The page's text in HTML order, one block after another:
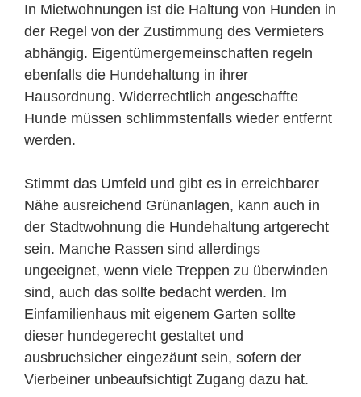
In Mietwohnungen ist die Haltung von Hunden in
der Regel von der Zustimmung des Vermieters
abhängig. Eigentümergemeinschaften regeln
ebenfalls die Hundehaltung in ihrer
Hausordnung. Widerrechtlich angeschaffte
Hunde müssen schlimmstenfalls wieder entfernt
werden.
Stimmt das Umfeld und gibt es in erreichbarer
Nähe ausreichend Grünanlagen, kann auch in
der Stadtwohnung die Hundehaltung artgerecht
sein. Manche Rassen sind allerdings
ungeeignet, wenn viele Treppen zu überwinden
sind, auch das sollte bedacht werden. Im
Einfamilienhaus mit eigenem Garten sollte
dieser hundegerecht gestaltet und
ausbruchsicher eingezäunt sein, sofern der
Vierbeiner unbeaufsichtigt Zugang dazu hat.